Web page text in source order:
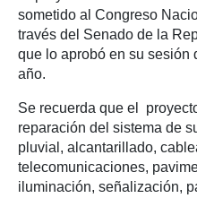
sometido al Congreso
través del Senado de la
que lo aprobó en su sesión
año.
Se recuerda que el
reparación del sistema de
pluvial, alcantarillado,
telecomunicaciones,
iluminación, señalización,